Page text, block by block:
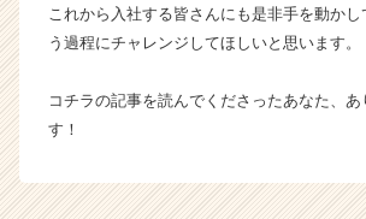
これから入社する皆さんにも是非手を動か
う過程にチャレンジしてほしいと思います。
コチラの記事を読んでくださったあなた、あ
す！